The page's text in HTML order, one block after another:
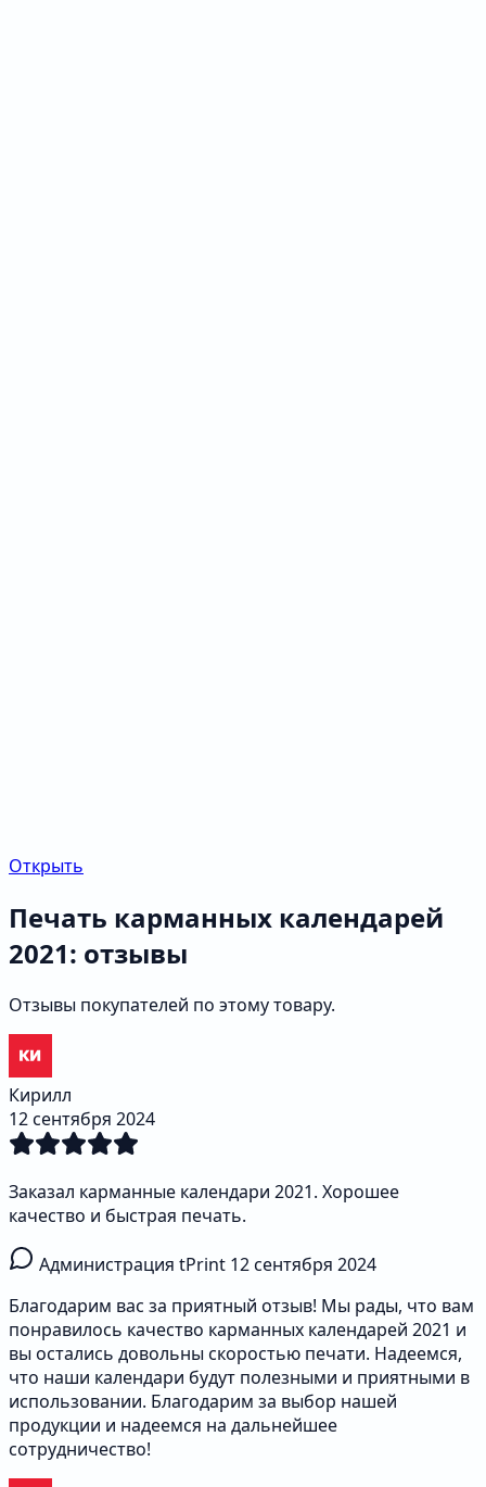
Открыть
Печать карманных календарей
2021: отзывы
Отзывы покупателей по этому товару.
Кирилл
12 сентября 2024
Заказал карманные календари 2021. Хорошее
качество и быстрая печать.
Администрация tPrint 12 сентября 2024
Благодарим вас за приятный отзыв! Мы рады, что вам
понравилось качество карманных календарей 2021 и
вы остались довольны скоростью печати. Надеемся,
что наши календари будут полезными и приятными в
использовании. Благодарим за выбор нашей
продукции и надеемся на дальнейшее
сотрудничество!